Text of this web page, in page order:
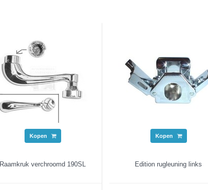
Kopen
Raamkruk verchroomd 190SL
Kopen
Edition rugleuning links